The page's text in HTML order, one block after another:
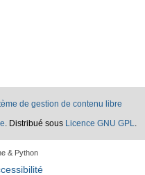
de gestion de contenu libre
. Distribué sous Licence GNU GPL.
& Python